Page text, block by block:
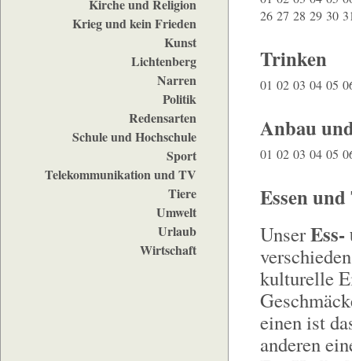
Kirche und Religion
Krieg und kein Frieden
Kunst
Lichtenberg
Narren
Politik
Redensarten
Schule und Hochschule
Sport
Telekommunikation und TV
Tiere
Umwelt
Urlaub
Wirtschaft
26 27 28 29 30
Trinken
01 02 03 04 05
Anbau
01 02 03 04 05
Essen
Unser
kulturelle
einen ist
anderen